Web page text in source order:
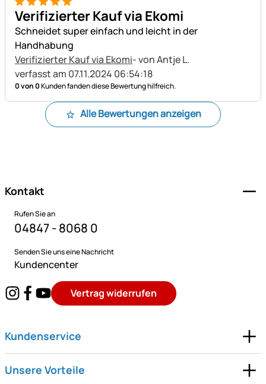
5 von 5
Verifizierter Kauf via Ekomi
Schneidet super einfach und leicht in der
Handhabung
Verifizierter Kauf via Ekomi- von Antje L.
verfasst am 07.11.2024 06:54:18
0 von 0Kunden fanden diese Bewertung hilfreich.
Alle Bewertungen anzeigen
Kontakt
Rufen Sie an
04847 - 8068 0
Senden Sie uns eine Nachricht
Kundencenter
Vertrag widerrufen
Kundenservice
Unsere Vorteile